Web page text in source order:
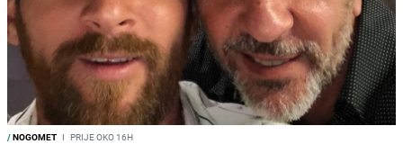
/NOGOMET I PRIJE OKO 16H